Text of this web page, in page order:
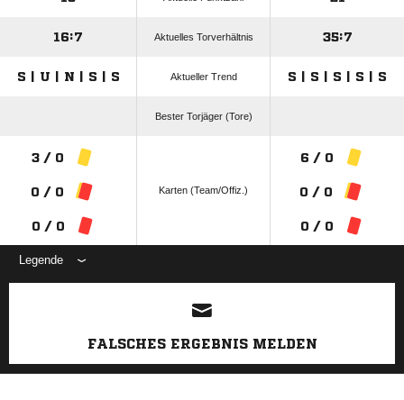
16:7 Aktuelles Torverhältnis 35:7
S | U | N | S | S Aktueller Trend S | S | S | S | S
Bester Torjäger (Tore)
3 / 0
0 / 0
0 / 0
Karten (Team/Offiz.)
6 / 0
0 / 0
0 / 0
Legende
ANZEIGE
FALSCHES ERGEBNIS MELDEN